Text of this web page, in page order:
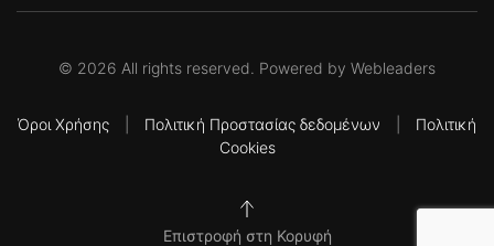
© 2026 All rights reserved. Powered by Webleaders
Όροι Χρήσης Πολιτική Προστασίας δεδομένων
Πολιτική
Cookies
Επιστροφή στη Κορυφή